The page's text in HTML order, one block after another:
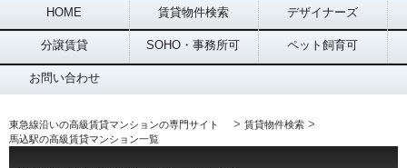
Main menu
HOME 賃貸物件検索 デザイナーズ
分譲賃貸 SOHO・事務所可 ペット飼育可
お問い合わせ
東急線沿いの高級賃貸マンションの専門サイト > 賃貸物件検索 >
馬込駅の高級賃貸マンション一覧